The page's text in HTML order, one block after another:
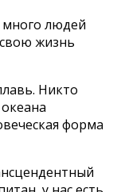
много людей
жизнь
Никто
форма